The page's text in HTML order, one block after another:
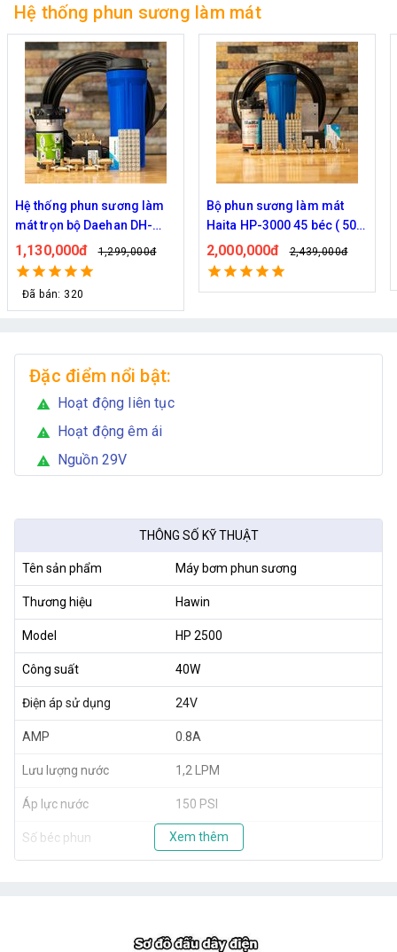
Hệ thống phun sương làm mát
Hệ thống phun sương làm
mát trọn bộ Daehan DH-
6017 20 béc
1,130,000đ 1,299,000đ
Đã bán: 320
Bộ phun sương làm mát
Haita HP-3000 45 béc ( 50M
dây )
2,000,000đ 2,439,000đ
Đặc điểm nổi bật:
warning Hoạt động liên tục
warning Hoạt động êm ái
warning Nguồn 29V
THÔNG SỐ KỸ THUẬT
Tên sản phẩm Máy bơm phun sương
Thương hiệu Hawin
Model HP 2500
Công suất 40W
Điện áp sử dụng 24V
AMP 0.8A
Lưu lượng nước 1,2 LPM
Áp lực nước 150 PSI
Số béc phun 5 - 25 béc
Xem thêm